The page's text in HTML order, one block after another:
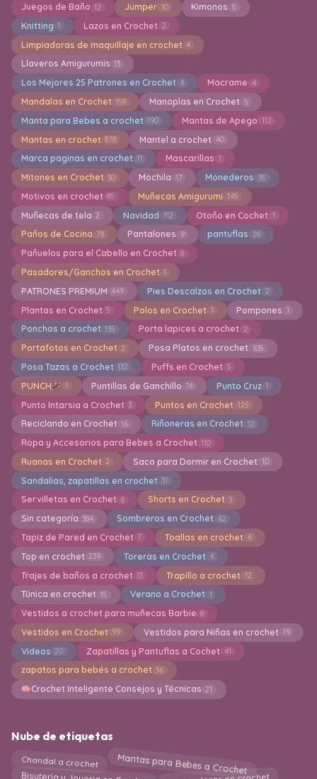
Juegos de Baño 12 Jumper 10 Kimonos 5
Knitting 1 Lazos en Crochet 2
Limpiadoras de maquillaje en crochet 4
Llaveros Amigurumis 13
Los Mejores 25 Patrones en Crochet 4 Macrame 4
Mandalas en Crochet 158 Manoplas en Crochet 5
Manta para Bebes a crochet 190 Mantas de Apego 112
Mantas en crochet 878 Mantel a crochet 40
Marca paginas en crochet 11 Mascarillas 1
Mitones en Crochet 30 Mochila 17 Monederos 35
Motivos en crochet 85 Muñecas Amigurumi 145
Muñecas de tela 2 Navidad 112 Otoño en Cochet 1
Paños de Cocina 78 Pantalones 9 pantuflas 28
Pañuelos para el Cabello en Crochet 8
Pasadores/Ganchos en Crochet 1
PATRONES PREMIUM 449 Pies Descalzos en Crochet 2
Plantas en Crochet 5 Polos en Crochet 1 Pompones 1
Ponchos a crochet 135 Porta lapices a crochet 2
Portafotos en Crochet 2 Posa Platos en crochet 105
Posa Tazas a Crochet 132 Puffs en Crochet 5
PUNCH 1 Puntillas de Ganchillo 16 Punto Cruz 1
Punto Intarsia a Crochet 3 Puntos en Crochet 125
Reciclando en Crochet 16 Riñoneras en Crochet 12
Ropa y Accesorios para Bebes a Crochet 110
Ruanas en Crochet 2 Saco para Dormir en Crochet 10
Sandalias, zapatillas en crochet 31
Servilletas en Crochet 6 Shorts en Crochet 1
Sin categoría 384 Sombreros en Crochet 62
Tapiz de Pared en Crochet 7 Toallas en crochet 6
Top en crochet 239 Toreras en Crochet 6
Trajes de baños a crochet 13 Trapillo a crochet 12
Túnica en crochet 15 Verano a Crochet 1
Vestidos a crochet para muñecas Barbie 8
Vestidos en Crochet 99 Vestidos para Niñas en crochet 19
Videos 20 Zapatillas y Pantuflas a Cochet 41
zapatos para bebés a crochet 36
Crochet Inteligente Consejos y Técnicas 21
Nube de etiquetas
Chandal a crochet Mantas para Bebes a Crochet